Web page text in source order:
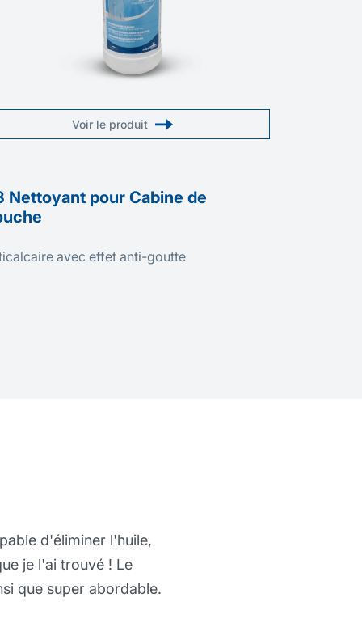
Voir le produit
Nettoyant pour Cabine de
avec effet anti-goutte
vraiment exceptionnelle, car elle peut
des travaux les plus lourds. Mes mains sont
depuis que je l'utilise et il semblerait